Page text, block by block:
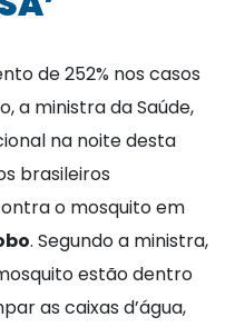
de 252% nos casos
a ministra da Saúde,
na noite desta
brasileiros
o mosquito em
. Segundo a ministra,
estão dentro
as caixas d’água,